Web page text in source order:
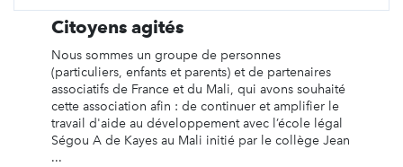
Citoyens agités
Nous sommes un groupe de personnes
(particuliers, enfants et parents) et de partenaires
associatifs de France et du Mali, qui avons souhaité
cette association afin : de continuer et amplifier le
travail d'aide au développement avec l’école légal
Ségou A de Kayes au Mali initié par le collège Jean
...